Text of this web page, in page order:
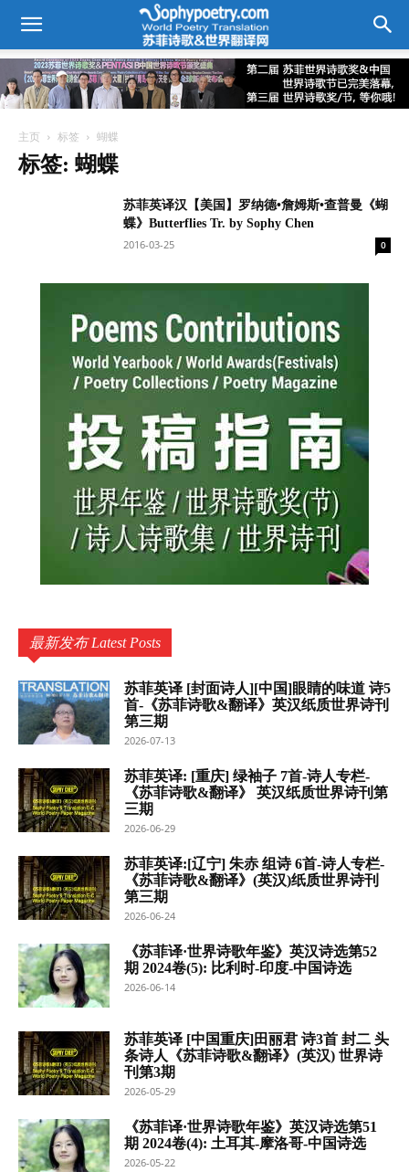
主页 标签 蝴蝶
标签: 蝴蝶
苏菲英译汉【美国】罗纳德•詹姆斯•查普曼《蝴
蝶》Butterflies Tr. by Sophy Chen
2016-03-25
0
最新发布 Latest Posts
苏菲英译 [封面诗人][中国]眼睛的味道 诗5
首-《苏菲诗歌&翻译》英汉纸质世界诗刊
第三期
2026-07-13
苏菲英译: [重庆] 绿袖子 7首-诗人专栏-
《苏菲诗歌&翻译》 英汉纸质世界诗刊第
三期
2026-06-29
苏菲英译:[辽宁] 朱赤 组诗 6首-诗人专栏-
《苏菲诗歌&翻译》(英汉)纸质世界诗刊
第三期
2026-06-24
《苏菲译·世界诗歌年鉴》英汉诗选第52
期 2024卷(5): 比利时-印度-中国诗选
2026-06-14
苏菲英译 [中国重庆]田丽君 诗3首 封二 头
条诗人《苏菲诗歌&翻译》(英汉) 世界诗
刊第3期
2026-05-29
《苏菲译·世界诗歌年鉴》英汉诗选第51
期 2024卷(4): 土耳其-摩洛哥-中国诗选
2026-05-22